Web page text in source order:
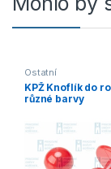
Ostatní
KPŽ Knoflík do
různé barvy